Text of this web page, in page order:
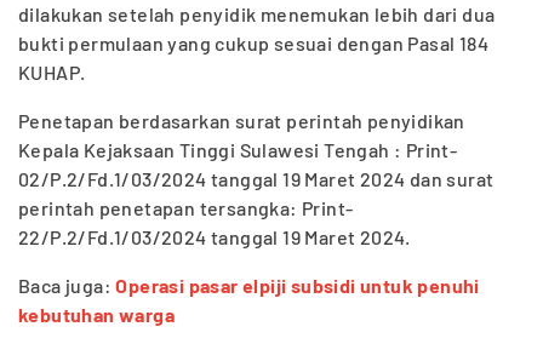
dilakukan setelah penyidik menemukan lebih dari dua
bukti permulaan yang cukup sesuai dengan Pasal 184
KUHAP.
Penetapan berdasarkan surat perintah penyidikan
Kepala Kejaksaan Tinggi Sulawesi Tengah : Print-
02/P.2/Fd.1/03/2024 tanggal 19 Maret 2024 dan surat
perintah penetapan tersangka: Print-
22/P.2/Fd.1/03/2024 tanggal 19 Maret 2024.
Baca juga:Operasi pasar elpiji subsidi untuk penuhi
kebutuhan warga